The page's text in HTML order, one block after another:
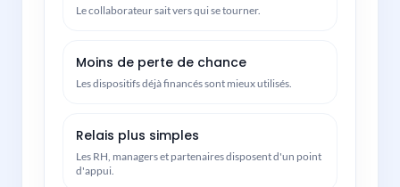
Le collaborateur sait vers qui se tourner.
Moins de perte de chance
Les dispositifs déjà financés sont mieux utilisés.
Relais plus simples
Les RH, managers et partenaires disposent d'un point
d'appui.